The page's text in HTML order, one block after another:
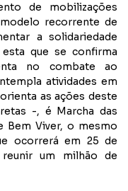
de mobilizações
recorrente de
a solidariedade
que se confirma
no combate ao
atividades em
as ações deste
-, é Marcha das
Bem Viver, o mesmo
ocorrerá em 25 de
um milhão de